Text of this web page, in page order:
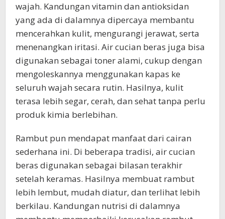
wajah. Kandungan vitamin dan antioksidan
yang ada di dalamnya dipercaya membantu
mencerahkan kulit, mengurangi jerawat, serta
menenangkan iritasi. Air cucian beras juga bisa
digunakan sebagai toner alami, cukup dengan
mengoleskannya menggunakan kapas ke
seluruh wajah secara rutin. Hasilnya, kulit
terasa lebih segar, cerah, dan sehat tanpa perlu
produk kimia berlebihan.
Rambut pun mendapat manfaat dari cairan
sederhana ini. Di beberapa tradisi, air cucian
beras digunakan sebagai bilasan terakhir
setelah keramas. Hasilnya membuat rambut
lebih lembut, mudah diatur, dan terlihat lebih
berkilau. Kandungan nutrisi di dalamnya